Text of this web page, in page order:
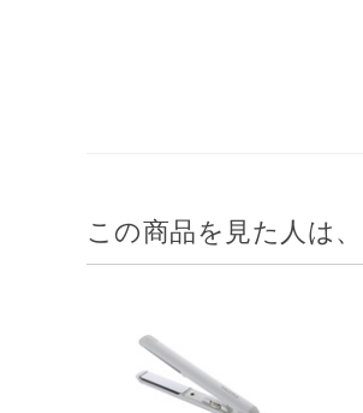
この商品を見た人は